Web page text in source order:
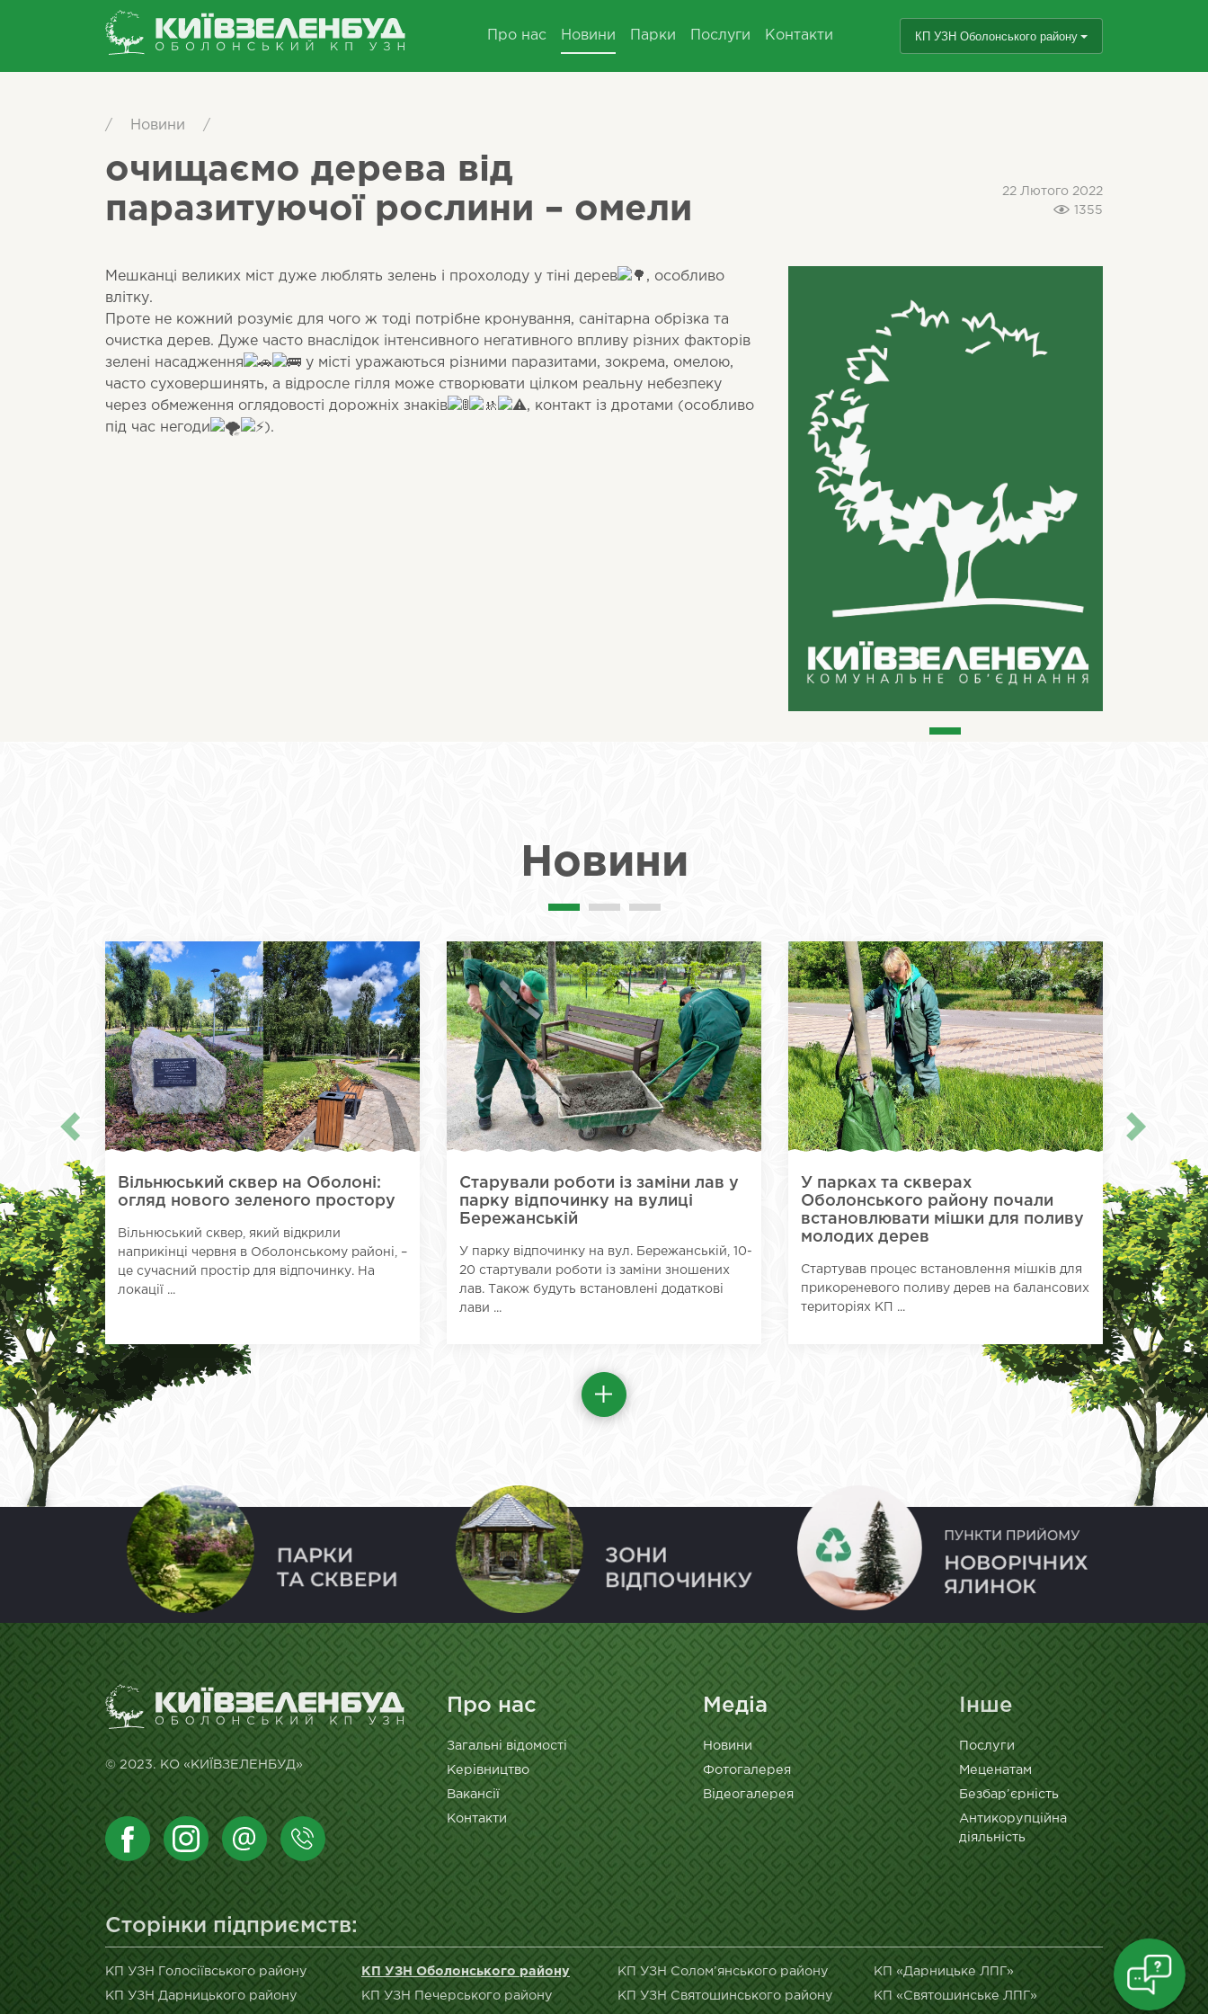
Про нас Новини Парки Послуги Контакти КП УЗН Оболонського району
/ Новини /
очищаємо дерева від
паразитуючої рослини – омели
22 Лютого 2022
1355
Мешканці великих міст дуже люблять зелень і прохолоду у тіні дерев
, особливо
влітку.
Проте не кожний розуміє для чого ж тоді потрібне кронування, санітарна обрізка та
очистка дерев. Дуже часто внаслідок інтенсивного негативного впливу різних факторів
зелені насадження
у місті уражаються різними паразитами, зокрема, омелою,
часто суховершинять, а відросле гілля може створювати цілком реальну небезпеку
через обмеження оглядовості дорожніх знаків
, контакт із дротами (особливо
під час негоди
).
Новини
Вільнюський сквер на Оболоні:
огляд нового зеленого простору
Вільнюський сквер, який відкрили
наприкінці червня в Оболонському районі, –
це сучасний простір для відпочинку. На
локації ...
Старували роботи із заміни лав у
парку відпочинку на вулиці
Бережанській
У парку відпочинку на вул. Бережанській, 10-
20 стартували роботи із заміни зношених
лав. Також будуть встановлені додаткові
лави ...
У парках та скверах
Оболонського району почали
встановлювати мішки для поливу
молодих дерев
Стартував процес встановлення мішків для
прикореневого поливу дерев на балансових
територіях КП ...
У
SOCAR
У парку
захід,
та
розвитку
© 2023. КО «КИЇВЗЕЛЕНБУД»
Про нас
Загальні відомості
Керівництво
Вакансії
Контакти
Медіа
Новини
Фотогалерея
Відеогалерея
Інше
Послуги
Меценатам
Безбар’єрність
Антикорупційна
діяльність
Сторінки підприємств:
КП УЗН Голосіївського району
КП УЗН Дарницького району
КП УЗН Оболонського району
КП УЗН Печерського району
КП УЗН Солом’янського району
КП УЗН Святошинського району
КП «Дарницьке ЛПГ»
КП «Святошинське ЛПГ»